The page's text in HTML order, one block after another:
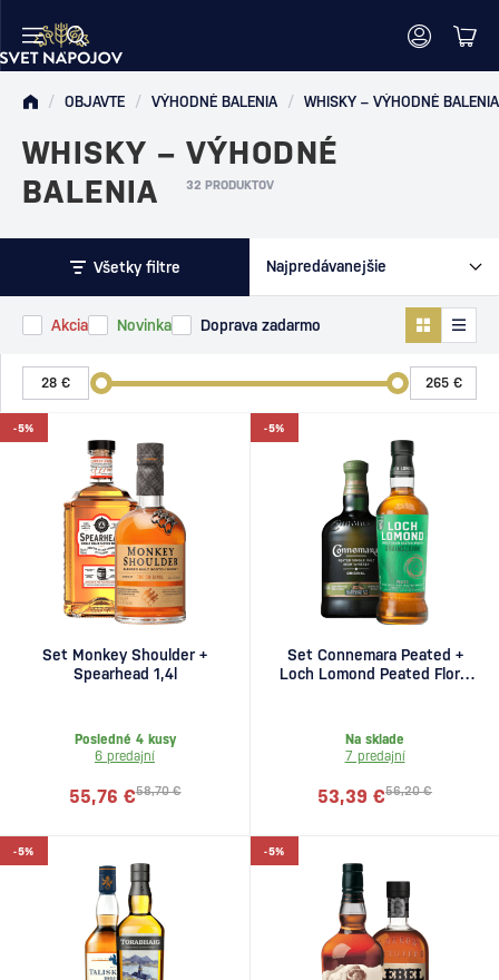
/ OBJAVTE / VÝHODNÉ BALENIA / WHISKY – VÝHODNÉ BALENIA
WHISKY – VÝHODNÉ
BALENIA
32 PRODUKTOV
Všetky filtre
Akcia Novinka Doprava zadarmo
-5%
Set Monkey Shoulder +
Spearhead 1,4l
Posledné 4 kusy
6 predajní
58,70 €
55,76 €
-5%
Set Connemara Peated +
Loch Lomond Peated Floral
Na sklade
7 predajní
56,20 €
53,39 €
-5% -5%